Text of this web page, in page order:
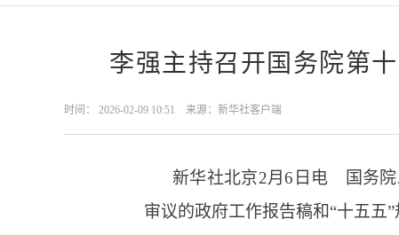
李强主持召开国务院第
时间： 2026-02-09 10:51 来源：新华社客户端
新华社北京2月6日电 国务院
审议的政府工作报告稿和“十五五”